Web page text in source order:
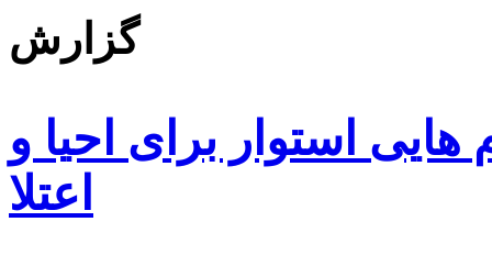
گزارش
استوار برای احیا و
اعتلا